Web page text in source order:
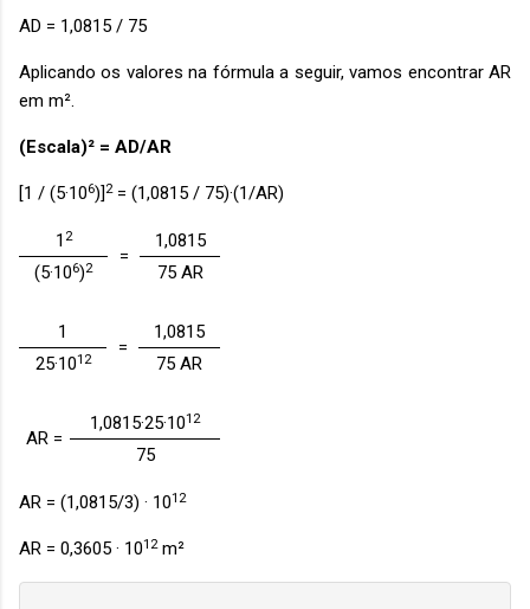
AD = 1,0815 / 75
Aplicando os valores na fórmula a seguir, vamos encontrar AR
em m².
(Escala)² = AD/AR
[1 / (5·106)] 2= (1,0815 / 75)·(1/AR)
1 2
=
1,0815
(5·106)2 75 AR
1
=
1,0815
25·1012 75 AR
AR =
1,0815·25·1012
75
AR = (1,0815/3) · 1012
AR = 0,3605 · 1012m²